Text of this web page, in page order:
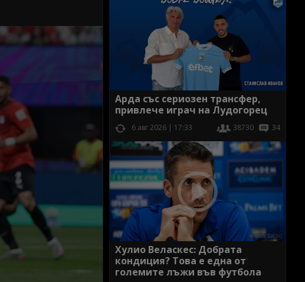
Арда със сериозен трансфер,
привлече играч на Лудогорец
6 авг 2026 | 17:33 38730 34
Хулио Веласкес: Добрата
кондиция? Това е една от
големите лъжи във футбола